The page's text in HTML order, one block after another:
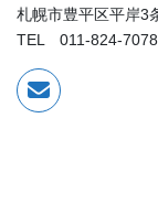
札幌市豊平区平岸3
TEL 011-824-7078